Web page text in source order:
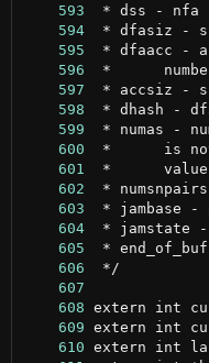
    593
    594
    595
    596
    597
    598
    599
    600
    601
    602
    603
    604
    605
    606
    607
    608
    609
    610